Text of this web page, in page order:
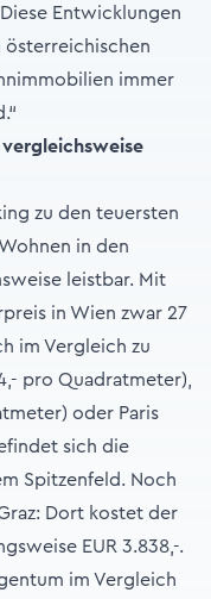
Entwicklungen
österreichischen
immer
zu den teuersten
in den
leistbar. Mit
in Wien zwar 27
im Vergleich zu
pro Quadratmeter),
oder Paris
sich die
Spitzenfeld. Noch
Dort kostet der
EUR 3.838,-.
im Vergleich